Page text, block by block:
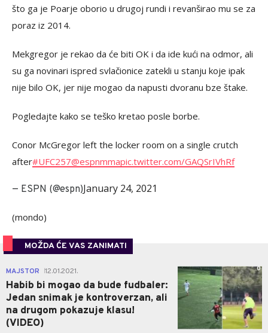
što ga je Poarje oborio u drugoj rundi i revanširao mu se za
poraz iz 2014.
Mekgregor je rekao da će biti OK i da ide kući na odmor, ali
su ga novinari ispred svlačionice zatekli u stanju koje ipak
nije bilo OK, jer nije mogao da napusti dvoranu bze štake.
Pogledajte kako se teško kretao posle borbe.
Conor McGregor left the locker room on a single crutch
after#UFC257@espnmmapic.twitter.com/GAQSrIVhRf
— ESPN (@espn)January 24, 2021
(mondo)
MOŽDA ĆE VAS ZANIMATI
MAJSTOR 12.01.2021.
Habib bi mogao da bude fudbaler:
Jedan snimak je kontroverzan, ali
na drugom pokazuje klasu!
(VIDEO)
0